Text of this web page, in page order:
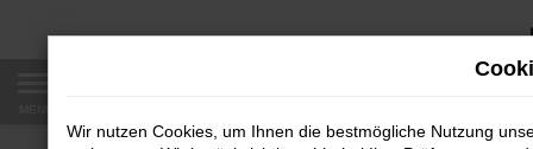
Zum
Wir nutzen Cookies, um Ihnen die bestmögliche Nutzung